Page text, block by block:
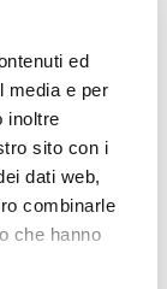
ed
media e per
inoltre
sito con i
dati web,
combinarle
che hanno